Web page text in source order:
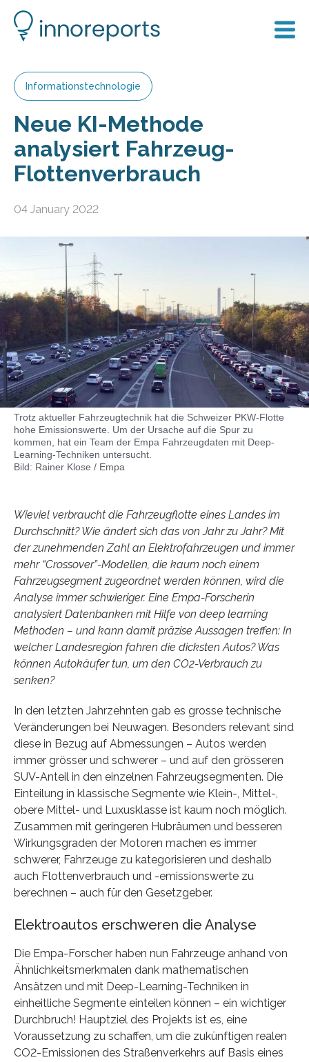
Informationstechnologie
Neue KI-Methode
analysiert Fahrzeug-
Flottenverbrauch
04 January 2022
Trotz aktueller Fahrzeugtechnik hat die Schweizer PKW-Flotte
hohe Emissionswerte. Um der Ursache auf die Spur zu
kommen, hat ein Team der Empa Fahrzeugdaten mit Deep-
Learning-Techniken untersucht.
Bild: Rainer Klose / Empa
Wieviel verbraucht die Fahrzeugflotte eines Landes im
Durchschnitt? Wie ändert sich das von Jahr zu Jahr? Mit
der zunehmenden Zahl an Elektrofahrzeugen und immer
mehr “Crossover”-Modellen, die kaum noch einem
Fahrzeugsegment zugeordnet werden können, wird die
Analyse immer schwieriger. Eine Empa-Forscherin
analysiert Datenbanken mit Hilfe von deep learning
Methoden – und kann damit präzise Aussagen treffen: In
welcher Landesregion fahren die dicksten Autos? Was
können Autokäufer tun, um den CO2-Verbrauch zu
senken?
In den letzten Jahrzehnten gab es grosse technische
Veränderungen bei Neuwagen. Besonders relevant sind
diese in Bezug auf Abmessungen – Autos werden
immer grösser und schwerer – und auf den grösseren
SUV-Anteil in den einzelnen Fahrzeugsegmenten. Die
Einteilung in klassische Segmente wie Klein-, Mittel-,
obere Mittel- und Luxusklasse ist kaum noch möglich.
Zusammen mit geringeren Hubräumen und besseren
Wirkungsgraden der Motoren machen es immer
schwerer, Fahrzeuge zu kategorisieren und deshalb
auch Flottenverbrauch und -emissionswerte zu
berechnen – auch für den Gesetzgeber.
Elektroautos erschweren die Analyse
Die Empa-Forscher haben nun Fahrzeuge anhand von
Ähnlichkeitsmerkmalen dank mathematischen
Ansätzen und mit Deep-Learning-Techniken in
einheitliche Segmente einteilen können – ein wichtiger
Durchbruch! Hauptziel des Projekts ist es, eine
Voraussetzung zu schaffen, um die zukünftigen realen
CO2-Emissionen des Straßenverkehrs auf Basis eines